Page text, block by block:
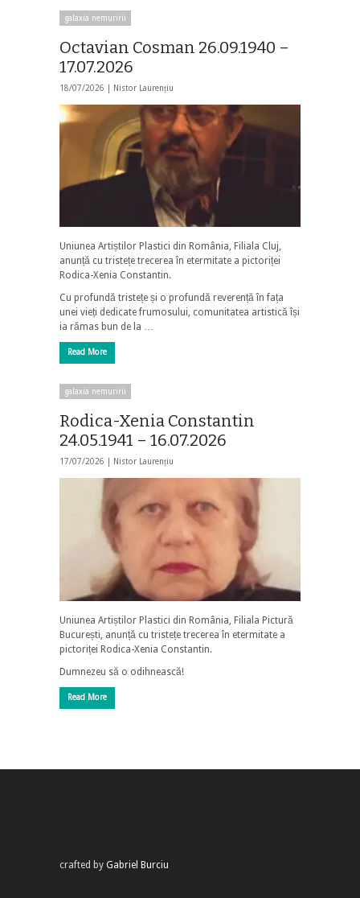
galaxia nemuririi
Octavian Cosman 26.09.1940 –
17.07.2026
18/07/2026 | Nistor Laurențiu
Uniunea Artiștilor Plastici din România, Filiala Cluj,
anunță cu tristețe trecerea în etermitate a pictoriței
Rodica-Xenia Constantin.
Cu profundă tristețe și o profundă reverență în fața
unei vieți dedicate frumosului, comunitatea artistică își
ia rămas bun de la …
Read More
galaxia nemuririi
Rodica-Xenia Constantin
24.05.1941 – 16.07.2026
17/07/2026 | Nistor Laurențiu
Uniunea Artiștilor Plastici din România, Filiala Pictură
București, anunță cu tristețe trecerea în etermitate a
pictoriței Rodica-Xenia Constantin.
Dumnezeu să o odihnească!
Read More
crafted by Gabriel Burciu